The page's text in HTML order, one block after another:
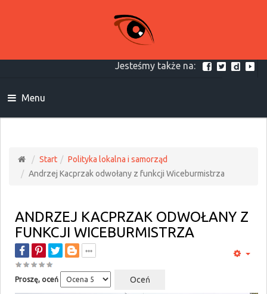
Jesteśmy także na:
Menu
Start
Polityka lokalna i samorząd
Andrzej Kacprzak odwołany z funkcji Wiceburmistrza
ANDRZEJ KACPRZAK ODWOŁANY Z
FUNKCJI WICEBURMISTRZA
Proszę, oceń